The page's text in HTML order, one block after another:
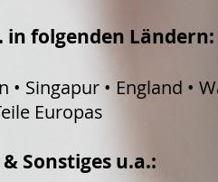
folgenden Ländern:
Singapur • England •
Europas
& Sonstiges u.a.: